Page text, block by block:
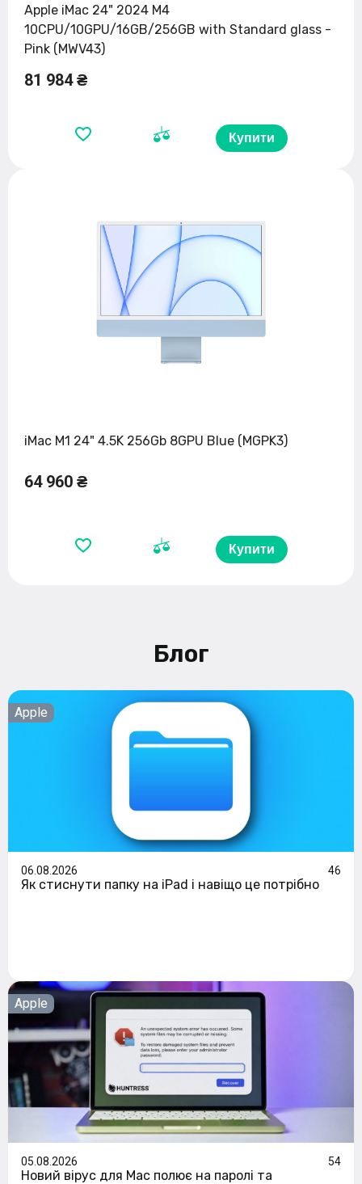
Apple iMac 24" 2024 M4
10CPU/10GPU/16GB/256GB with Standard glass -
Pink (MWV43)
81 984 ₴
Купити
iMac M1 24" 4.5K 256Gb 8GPU Blue (MGPK3)
64 960 ₴
Купити
Блог
Apple
06.08.2026 46
Як стиснути папку на iPad і навіщо це потрібно
Apple
05.08.2026 54
Новий вірус для Mac полює на паролі та